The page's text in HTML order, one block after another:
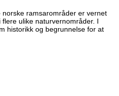
ramsarområder er vernet
ulike naturvernområder. I
historikk og begrunnelse for at